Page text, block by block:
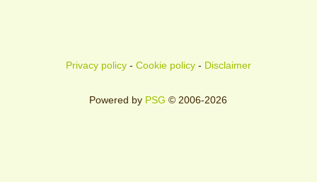
Privacy policy- Cookie policy- Disclaimer
Powered by PSG © 2006-2026